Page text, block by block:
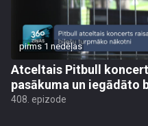
pirms 1 nedēļas
Atceltais Pitbull
pasākuma un iegādāto
408. epizode